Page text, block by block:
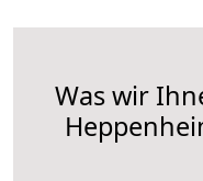
Was wir